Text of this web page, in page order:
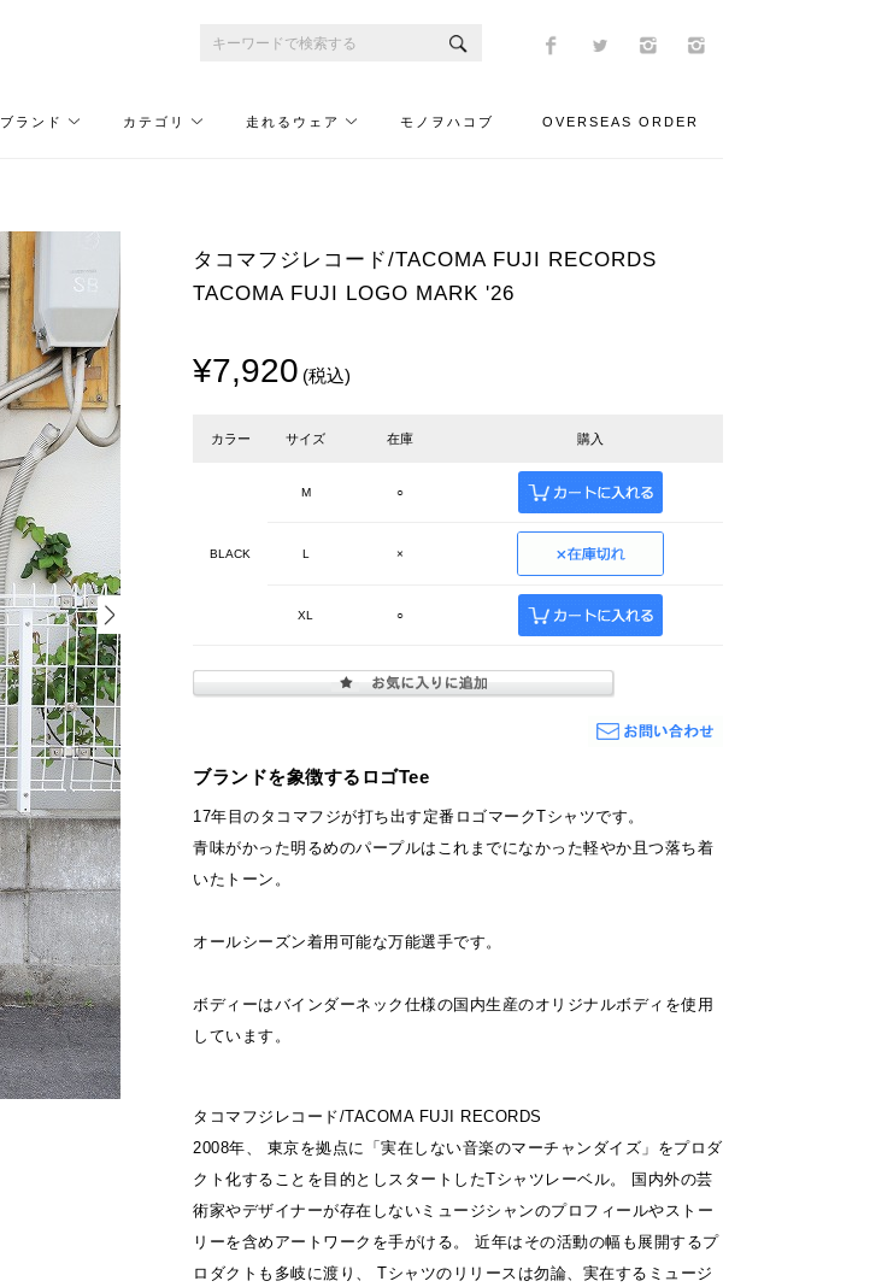
ブランド カテゴリ 走れるウェア モノヲハコブ OVERSEAS ORDER
タコマフジレコード/TACOMA FUJI RECORDS
TACOMA FUJI LOGO MARK '26
¥7,920 (税込)
カラー サイズ 在庫 購入
BLACK
M ○
L ×
XL ○
ブランドを象徴するロゴTee
17年目のタコマフジが打ち出す定番ロゴマークTシャツです。
青味がかった明るめのパープルはこれまでになかった軽やか且つ落ち着
いたトーン。
オールシーズン着用可能な万能選手です。
ボディーはバインダーネック仕様の国内生産のオリジナルボディを使用
しています。
タコマフジレコード/TACOMA FUJI RECORDS
2008年、 東京を拠点に「実在しない音楽のマーチャンダイズ」をプロダ
クト化することを目的としスタートしたTシャツレーベル。 国内外の芸
術家やデザイナーが存在しないミュージシャンのプロフィールやストー
リーを含めアートワークを手がける。 近年はその活動の幅も展開するプ
ロダクトも多岐に渡り、 Tシャツのリリースは勿論、実在するミュージ